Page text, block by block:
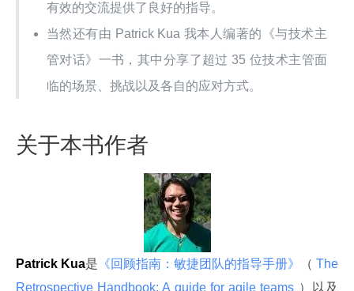
有效的交流提供了良好的指导。
当然还有由 Patrick Kua 我本人编著的《与技术主
管对话》一书，其中分享了超过 35 位技术主管面
临的场景、挑战以及各自的应对方式。
关于本书作者
Patrick Kua是 《回顾指南：敏捷团队的指导手册》 （ The
Retrospective Handbook: A guide for agile teams ）以及